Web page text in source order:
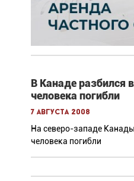
В Канаде разбился
человека погибли
7 августа 2008
На северо-западе
человека погибли